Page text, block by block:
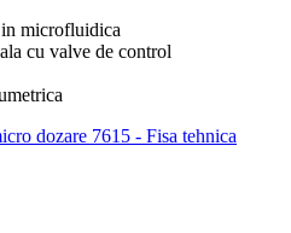
microfluidica
cu valve de control
dozare 7615 - Fisa tehnica